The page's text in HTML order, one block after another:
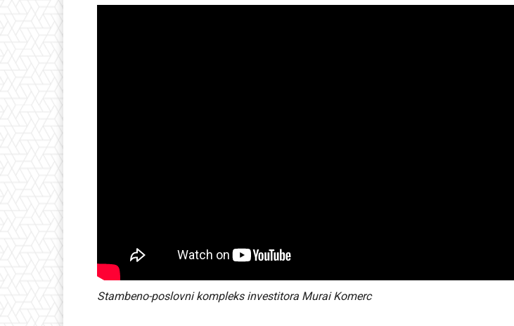
Stambeno-poslovni kompleks investitora Murai Komerc